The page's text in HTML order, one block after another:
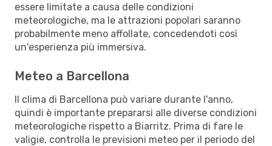
essere limitate a causa delle condizioni
meteorologiche, ma le attrazioni popolari saranno
probabilmente meno affollate, concedendoti così
un'esperienza più immersiva.
Meteo a Barcellona
Il clima di Barcellona può variare durante l'anno,
quindi è importante prepararsi alle diverse condizioni
meteorologiche rispetto a Biarritz. Prima di fare le
valigie, controlla le previsioni meteo per il periodo del